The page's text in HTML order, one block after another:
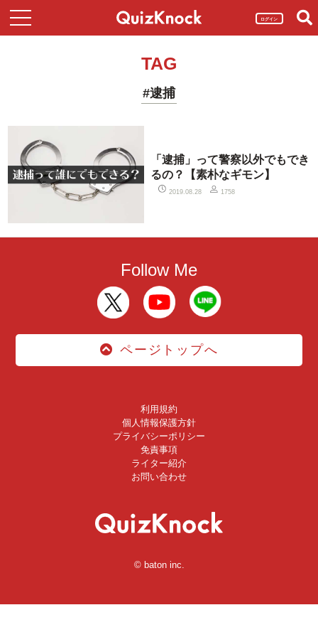
ログイン
TAG
#逮捕
「逮捕」って警察以外でもでき
るの？【素朴なギモン】
2019.08.28 1758
Follow Me
ページトップへ
利用規約
個人情報保護方針
プライバシーポリシー
免責事項
ライター紹介
お問い合わせ
© baton inc.